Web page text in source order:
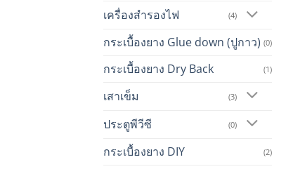
เครื่องสำรองไฟ (4)
กระเบื้องยาง Glue down (ปูกาว) (0)
กระเบื้องยาง Dry Back (1)
เสาเข็ม (3)
ประตูพีวีซี (0)
กระเบื้องยาง DIY (2)